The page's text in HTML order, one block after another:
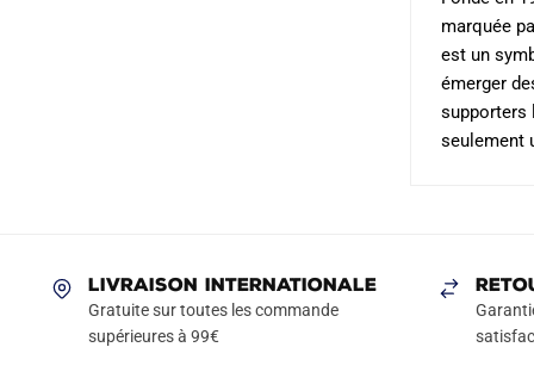
marquée
est un
émerger
supporters
seulement
LIVRAISON INTERNATIONALE
Gratuite sur toutes les commande
supérieures à 99€